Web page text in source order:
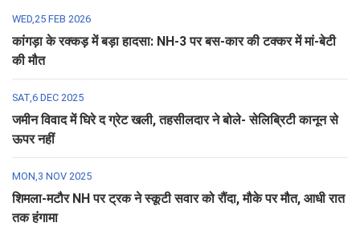
WED,25 FEB 2026
कांगड़ा के रक्कड़ में बड़ा हादसा: NH-3 पर बस-कार की टक्कर में मां-बेटी
की मौत
SAT,6 DEC 2025
जमीन विवाद में घिरे द ग्रेट खली, तहसीलदार ने बोले- सेलिब्रिटी कानून से
ऊपर नहीं
MON,3 NOV 2025
शिमला-मटौर NH पर ट्रक ने स्कूटी सवार को रौंदा, मौके पर मौत, आधी रात
तक हंगामा